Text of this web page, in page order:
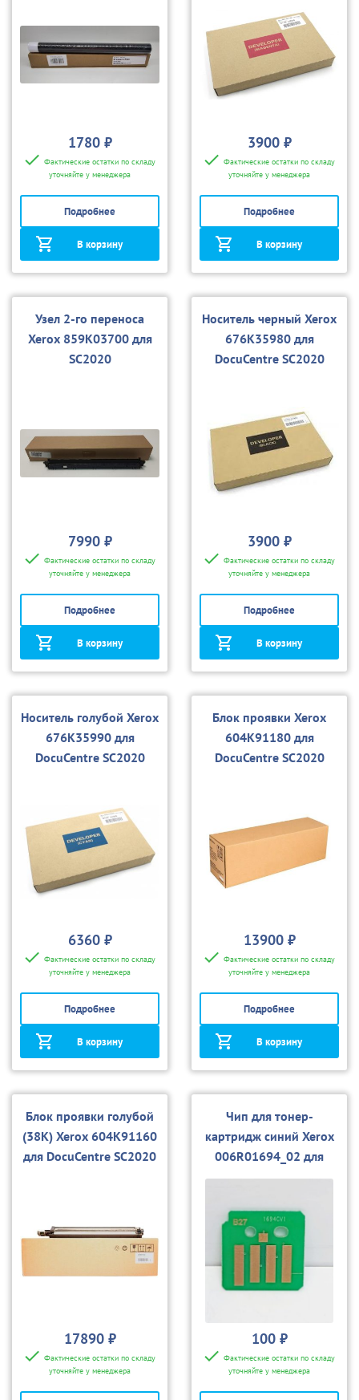
1780 ₽
Фактические остатки по складу
уточняйте у менеджера
Подробнее
В корзину
3900 ₽
Фактические остатки по складу
уточняйте у менеджера
Подробнее
В корзину
Узел 2-го переноса
Xerox 859K03700 для
SC2020
7990 ₽
Фактические остатки по складу
уточняйте у менеджера
Подробнее
В корзину
Носитель черный Xerox
676K35980 для
DocuCentre SC2020
3900 ₽
Фактические остатки по складу
уточняйте у менеджера
Подробнее
В корзину
Носитель голубой Xerox
676K35990 для
DocuCentre SC2020
6360 ₽
Фактические остатки по складу
уточняйте у менеджера
Подробнее
В корзину
Блок проявки Xerox
604K91180 для
DocuCentre SC2020
13900 ₽
Фактические остатки по складу
уточняйте у менеджера
Подробнее
В корзину
Блок проявки голубой
(38K) Xerox 604K91160
для DocuCentre SC2020
17890 ₽
Фактические остатки по складу
уточняйте у менеджера
Чип для тонер-
картридж синий Xerox
006R01694_02 для
SC2020
100 ₽
Фактические остатки по складу
уточняйте у менеджера